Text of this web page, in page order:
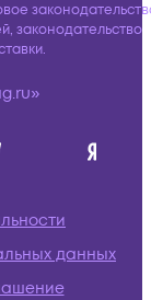
законодательство
данных